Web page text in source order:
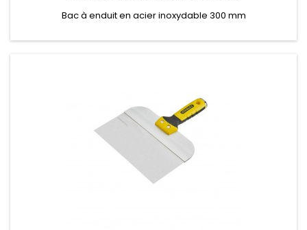
Bac à enduit en acier inoxydable 300 mm